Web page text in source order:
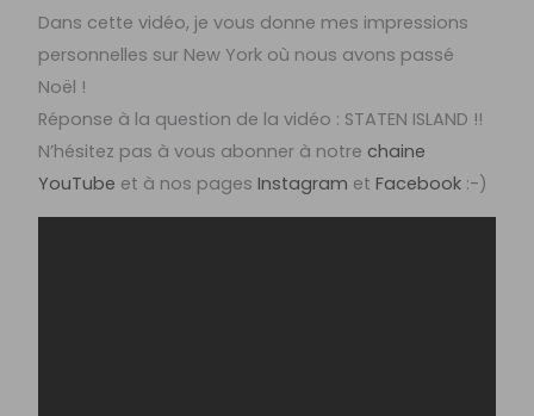
Dans cette vidéo, je vous donne mes impressions
personnelles sur New York où nous avons passé
Noël !
Réponse à la question de la vidéo : STATEN ISLAND !!
N’hésitez pas à vous abonner à notre chaine
YouTube et à nos pagesInstagram etFacebook :-)